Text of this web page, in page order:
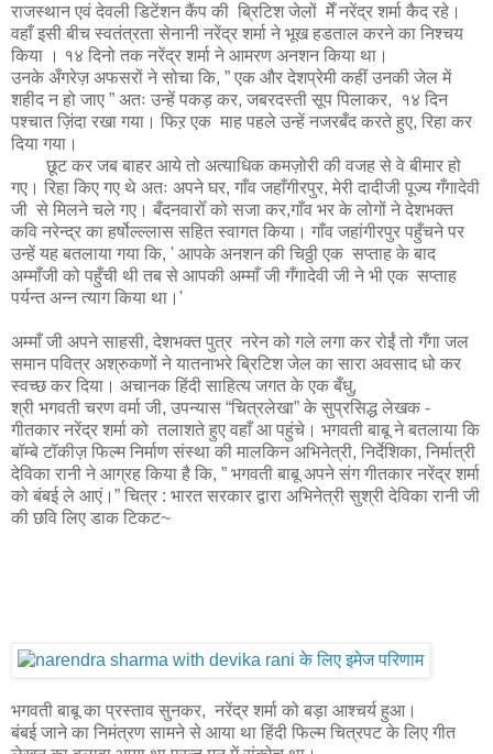
राजस्थान एवं देवली डिटेंशन कैंप की ब्रिटिश जेलों मेँ नरेंद्र शर्मा कैद रहे।
वहाँ इसी बीच स्वतंत्रता सेनानी नरेंद्र शर्मा ने भूख हडताल करने का निश्चय
किया । १४ दिनो तक नरेंद्र शर्मा ने आमरण अनशन किया था।
उनके अँगरेज़ अफसरों ने सोचा कि, ” एक और देशप्रेमी कहीं उनकी जेल में
शहीद न हो जाए ” अतः उन्हें पकड़ कर, जबरदस्ती सूप पिलाकर, १४ दिन
पश्चात ज़िंदा रखा गया। फिऱ एक माह पहले उन्हें नजरबँद करते हुए, रिहा कर
दिया गया।
छूट कर जब बाहर आये तो अत्याधिक कमज़ोरी की वजह से वे बीमार हो
गए। रिहा किए गए थे अतः अपने घर, गाँव जहाँगीरपुर, मेरी दादीजी पूज्य गँगादेवी
जी से मिलने चले गए। बँदनवारोँ को सजा कर,गाँव भर के लोगों ने देशभक्त
कवि नरेन्द्र का हर्षोल्ल्लास सहित स्वागत किया। गाँव जहांगीरपुर पहुँचने पर
उन्हें यह बतलाया गया कि, ' आपके अनशन की चिठ्ठी एक सप्ताह के बाद
अम्माँजी को पहुँची थी तब से आपकी अम्माँ जी गँगादेवी जी ने भी एक सप्ताह
पर्यन्त अन्न त्याग किया था।'
अम्माँ जी अपने साहसी, देशभक्त पुत्र नरेन को गले लगा कर रोईं तो गँगा जल
समान पवित्र अश्रुकणों ने यातनाभरे ब्रिटिश जेल का सारा अवसाद धो कर
स्वच्छ कर दिया। अचानक हिंदी साहित्य जगत के एक बँधु,
श्री भगवती चरण वर्मा जी, उपन्यास “चित्रलेखा” के सुप्रसिद्ध लेखक -
गीतकार नरेंद्र शर्मा को तलाशते हुए वहाँ आ पहुंचे। भगवती बाबू ने बतलाया कि
बॉम्बे टॉकीज़ फिल्म निर्माण संस्था की मालकिन अभिनेत्री, निर्देशिका, निर्मात्री
देविका रानी ने आग्रह किया है कि, ” भगवती बाबू अपने संग गीतकार नरेंद्र शर्मा
को बंबई ले आएं।” चित्र : भारत सरकार द्वारा अभिनेत्री सुश्री देविका रानी जी
की छवि लिए डाक टिकट~
भगवती बाबू का प्रस्ताव सुनकर, नरेंद्र शर्मा को बड़ा आश्चर्य हुआ।
बंबई जाने का निमंत्रण सामने से आया था हिंदी फिल्म चित्रपट के लिए गीत